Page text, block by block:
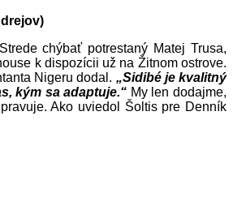
chýbať potrestaný Matej Trusa,
k dispozícii už na Žitnom ostrove.
Nigeru dodal. „Sidibé je kvalitný
kým sa adaptuje.“ My len dodajme,
Ako uviedol Šoltis pre Denník